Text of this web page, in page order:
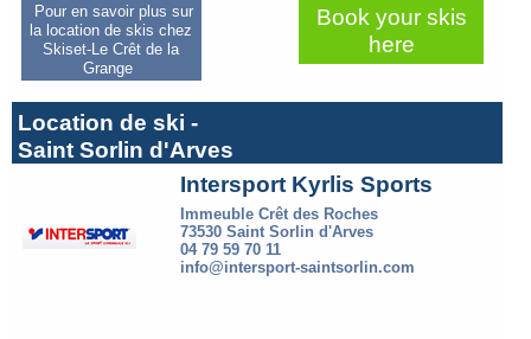
Pour en savoir plus sur
la location de skis chez
Skiset-Le Crêt de la
Grange
Book your skis
here
Location de ski -
Saint Sorlin d'Arves
Intersport Kyrlis Sports
Immeuble Crêt des Roches
73530 Saint Sorlin d'Arves
04 79 59 70 11
info@intersport-saintsorlin.com